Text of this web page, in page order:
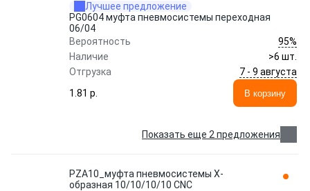
Лучшее предложение
PG0604 муфта пневмосистемы переходная
06/04
Вероятность
95%
Наличие
>6 шт.
Отгрузка
7 - 9 августа
1.81 p.
В корзину
Показать еще 2 предложения
PZA10_муфта пневмосистемы Х-
образная 10/10/10/10 CNC